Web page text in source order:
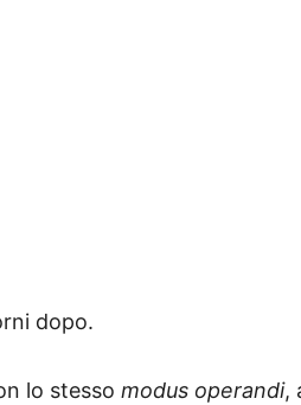
dopo.
lo stesso modus operandi,